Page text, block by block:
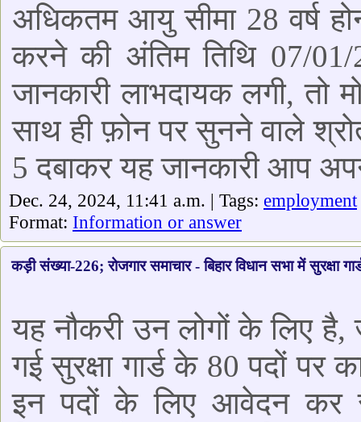
अधिकतम आयु सीमा 28 वर्ष
करने की अंतिम तिथि 07/
जानकारी लाभदायक लगी, तो
साथ ही फ़ोन पर सुनने वाले
5 दबाकर यह जानकारी आप
Dec. 24, 2024, 11:41 a.m. | Tags: employment
Format: Information or answer
कड़ी संख्या-226; रोजगार समाचार - बिहार विधान सभा में सुरक्षा
यह नौकरी उन लोगों के लिए है,
गई सुरक्षा गार्ड के 80 पदों
इन पदों के लिए आवेदन कर